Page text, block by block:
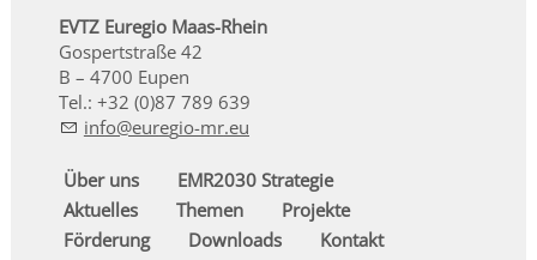
EVTZ Euregio Maas-Rhein
Gospertstraße 42
B – 4700 Eupen
Tel.: +32 (0)87 789 639
nf
r g -mr
Über uns
EMR2030 Strategie
Aktuelles
Themen
Projekte
Förderung
Downloads Kontakt